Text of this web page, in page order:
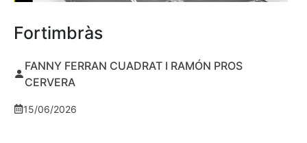
Fortimbràs
FANNY FERRAN CUADRAT I RAMÓN PROS
CERVERA
15/06/2026